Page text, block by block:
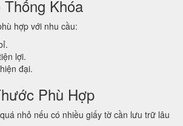
Khóa
hợp với nhu cầu:
lợi.
đại.
Phù Hợp
nhỏ nếu có nhiều giấy tờ cần lưu trữ lâu